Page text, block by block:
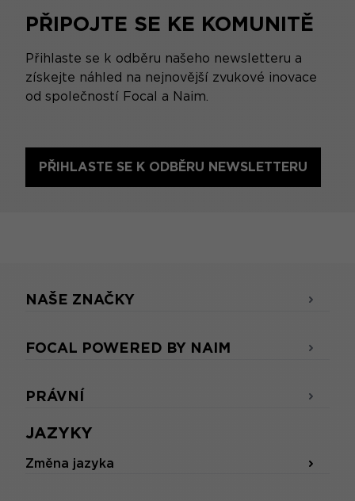
PŘIPOJTE SE KE KOMUNITĚ
Přihlaste se k odběru našeho newsletteru a
získejte náhled na nejnovější zvukové inovace
od společností Focal a Naim.
PŘIHLASTE SE K ODBĚRU NEWSLETTERU
JAZYKY
Změna jazyka
NAŠE ZNAČKY
FOCAL POWERED BY NAIM
PRÁVNÍ